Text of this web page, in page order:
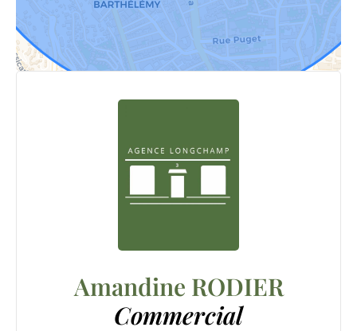
Amandine RODIER
Commercial